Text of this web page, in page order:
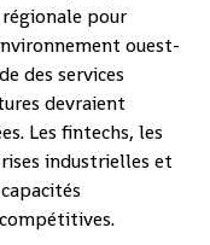
pour
ouest-
des services
devraient
Les fintechs, les
industrielles et